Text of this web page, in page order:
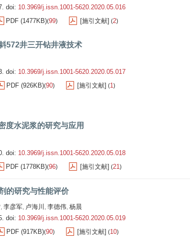
doi: 10.3969/j.issn.1001-5620.2020.05.016
PDF (1477KB)(99) [施引文献] (2)
572井三开钻井液技术
doi: 10.3969/j.issn.1001-5620.2020.05.017
PDF (926KB)(90) [施引文献] (1)
度水泥浆的研究与应用
doi: 10.3969/j.issn.1001-5620.2020.05.018
PDF (1778KB)(96) [施引文献] (21)
的研究与性能评价
, 李彦军, 卢海川 , 李德伟, 杨晨
doi: 10.3969/j.issn.1001-5620.2020.05.019
PDF (917KB)(90) [施引文献] (10)